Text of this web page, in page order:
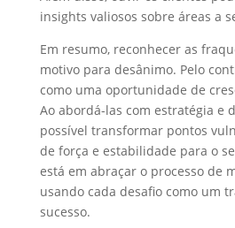
insights valiosos sobre áreas a
Em resumo, reconhecer as
motivo para desânimo. Pelo
como uma oportunidade de
Ao abordá-las com estratégia e
possível transformar pontos
de força e estabilidade para o
está em abraçar o processo de
usando cada desafio como um
sucesso.